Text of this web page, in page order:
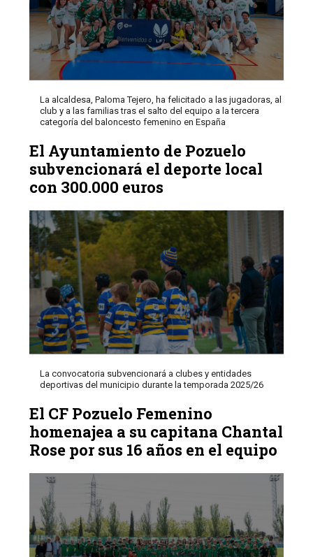
La alcaldesa, Paloma Tejero, ha felicitado a las jugadoras, al
club y a las familias tras el salto del equipo a la tercera
categoría del baloncesto femenino en España
El Ayuntamiento de Pozuelo
subvencionará el deporte local
con 300.000 euros
La convocatoria subvencionará a clubes y entidades
deportivas del municipio durante la temporada 2025/26
El CF Pozuelo Femenino
homenajea a su capitana Chantal
Rose por sus 16 años en el equipo